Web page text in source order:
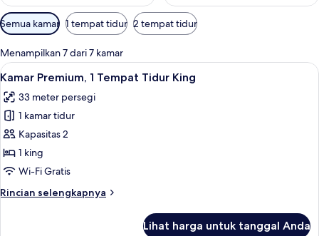
Filter
tersedia
untuk
kamar
Semua kamar 1 tempat tidur 2 tempat tidur
Menampilkan 7 dari 7 kamar
Lihat
semua
foto
untuk
Kamar
Premium,
1
Tidur
Minibar, brankas, meja kerja, dan
8
Kamar Premium, 1 Tempat Tidur King
33 meter persegi
1 kamar tidur
Kapasitas 2
1 king
Wi-Fi Gratis
Rincian selengkapnya
Rincian
Lihat harga untuk tanggal Anda